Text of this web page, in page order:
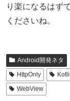
り楽になるはず
くださいね。
Android開発ネタ
HttpOnly
WebView